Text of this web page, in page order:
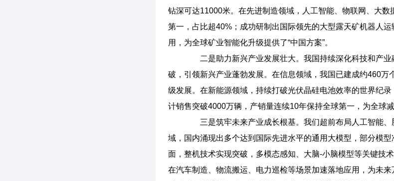
钻深可达11000米。在先进制造领域，人工智能、物联网、大
第一，占比超40%；成功研制出国际领先的大型露天矿机器人
用，为全球矿业智能化升级提供了“中国方案”。
二是助力新兴产业发展壮大。我国持续深化科技和产业
破，引领新兴产业蓬勃发展。在信息领域，我国已建成约460
级发展。在新能源领域，持续打破光伏晶硅电池效率的世界纪
计销售突破4000万辆，产销量连续10年保持全球第一，为全球
三是筑牢未来产业成长根基。我们超前布局人工智能、
域，国内涌现出多个达到国际先进水平的通用大模型，部分模
面，整机技术实现突破，多模态感知、大脑-小脑模型等关键技
在汽车制造、物流搬运、电力巡检等场景加速落地应用，为未